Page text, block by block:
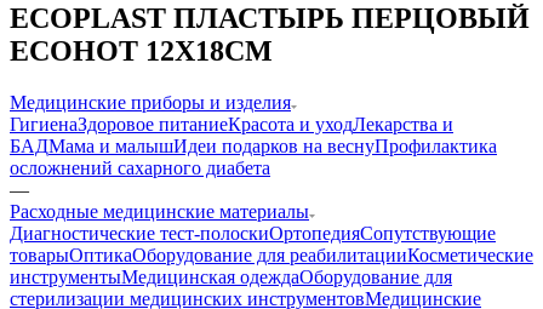
ECOPLAST ПЛАСТЫРЬ ПЕРЦОВЫЙ
ECOHOT 12Х18СМ
Медицинские приборы и изделия
ГигиенаЗдоровое питаниеКрасота и уходЛекарства и
БАДМама и малышИдеи подарков на веснуПрофилактика
осложнений сахарного диабета
—
Расходные медицинские материалы
Диагностические тест-полоскиОртопедияСопутствующие
товарыОптикаОборудование для реабилитацииКосметические
инструментыМедицинская одеждаОборудование для
стерилизации медицинских инструментовМедицинские